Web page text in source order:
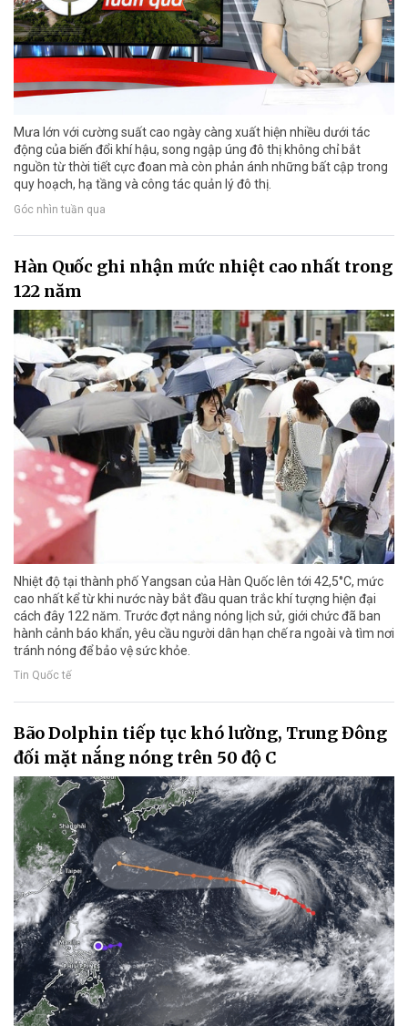
Mưa lớn với cường suất cao ngày càng xuất hiện nhiều dưới tác
động của biến đổi khí hậu, song ngập úng đô thị không chỉ bắt
nguồn từ thời tiết cực đoan mà còn phản ánh những bất cập trong
quy hoạch, hạ tầng và công tác quản lý đô thị.
Góc nhìn tuần qua
Hàn Quốc ghi nhận mức nhiệt cao nhất trong
122 năm
Nhiệt độ tại thành phố Yangsan của Hàn Quốc lên tới 42,5°C, mức
cao nhất kể từ khi nước này bắt đầu quan trắc khí tượng hiện đại
cách đây 122 năm. Trước đợt nắng nóng lịch sử, giới chức đã ban
hành cảnh báo khẩn, yêu cầu người dân hạn chế ra ngoài và tìm nơi
tránh nóng để bảo vệ sức khỏe.
Tin Quốc tế
Bão Dolphin tiếp tục khó lường, Trung Đông
đối mặt nắng nóng trên 50 độ C